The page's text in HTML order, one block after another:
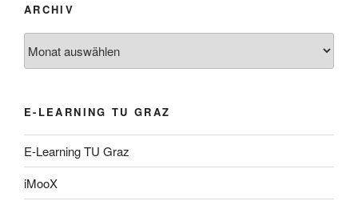
ARCHIV
E-LEARNING TU GRAZ
E-Learning TU Graz
iMooX